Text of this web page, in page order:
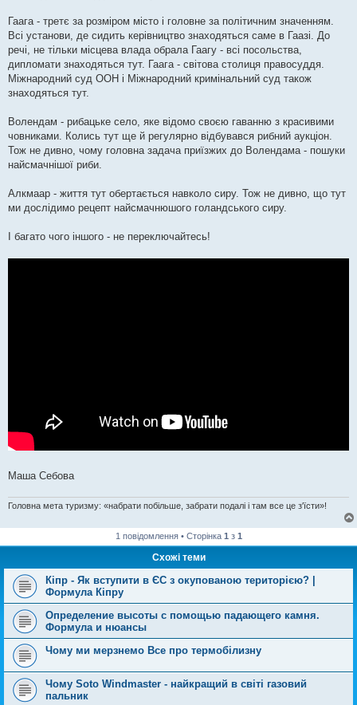
Гаага - третє за розміром місто і головне за політичним значенням.
Всі установи, де сидить керівництво знаходяться саме в Гаазі. До
речі, не тільки місцева влада обрала Гаагу - всі посольства,
дипломати знаходяться тут. Гаага - світова столиця правосуддя.
Міжнародний суд ООН і Міжнародний кримінальний суд також
знаходяться тут.
Волендам - рибацьке село, яке відомо своєю гаванню з красивими
човниками. Колись тут ще й регулярно відбувався рибний аукціон.
Тож не дивно, чому головна задача приїзжих до Волендама - пошуки
найсмачнішої риби.
Алкмаар - життя тут обертається навколо сиру. Тож не дивно, що тут
ми дослідимо рецепт найсмачнюшого голандського сиру.
І багато чого іншого - не переключайтесь!
Маша Себова
Головна мета туризму: «набрати побільше, забрати подалі і там все це з'їсти»!
1 повідомлення • Сторінка 1 з 1
Схожі теми
Кіпр - Як вступити в ЄС з окупованою територією? |
Формула Кіпру
Определение высоты с помощью падающего камня.
Формула и нюансы
Чому ми мерзнемо Все про термобілизну
Чому Soto Windmaster - найкращий в світі газовий
пальник